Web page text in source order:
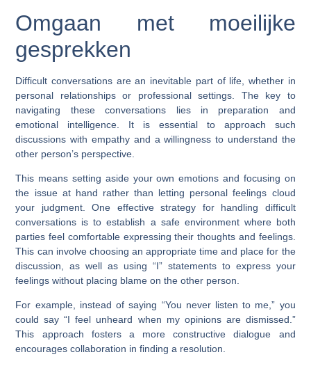
Omgaan met moeilijke
gesprekken
Difficult conversations are an inevitable part of life, whether in
personal relationships or professional settings. The key to
navigating these conversations lies in preparation and
emotional intelligence. It is essential to approach such
discussions with empathy and a willingness to understand the
other person’s perspective.
This means setting aside your own emotions and focusing on
the issue at hand rather than letting personal feelings cloud
your judgment. One effective strategy for handling difficult
conversations is to establish a safe environment where both
parties feel comfortable expressing their thoughts and feelings.
This can involve choosing an appropriate time and place for the
discussion, as well as using “I” statements to express your
feelings without placing blame on the other person.
For example, instead of saying “You never listen to me,” you
could say “I feel unheard when my opinions are dismissed.”
This approach fosters a more constructive dialogue and
encourages collaboration in finding a resolution.